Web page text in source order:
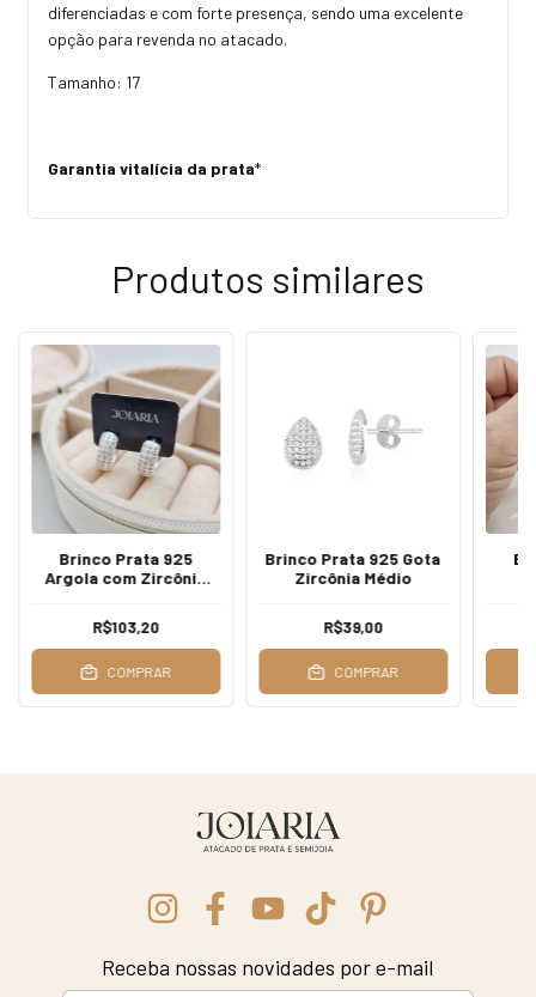
diferenciadas e com forte presença, sendo uma excelente
opção para revenda no atacado.
Tamanho: 17
Garantia vitalícia da prata*
Produtos similares
Brinco Prata 925
Argola com Zircônia
R$103,20
COMPRAR
Brinco Prata 925 Gota
Zircônia Médio
R$39,00
COMPRAR
Receba nossas novidades por e-mail